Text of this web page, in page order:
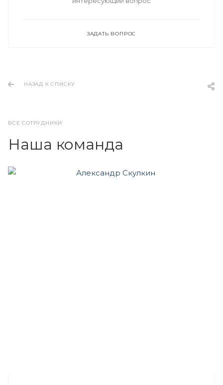
ЗАДАТЬ ВОПРОС
НАЗАД К СПИСКУ
ВСЕ СОТРУДНИКИ
Наша команда